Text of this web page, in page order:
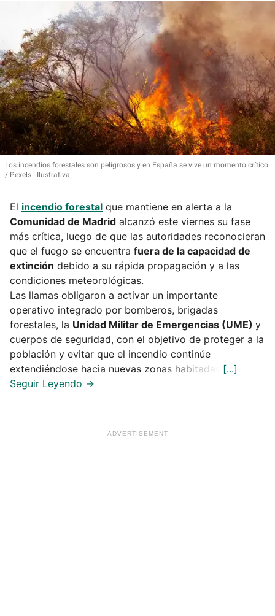
Los incendios forestales son peligrosos y en España se vive un momento crítico
Pexels - Ilustrativa
El incendio forestal que mantiene en alerta a la
Comunidad de Madrid alcanzó este viernes su fase
más crítica, luego de que las autoridades reconocieran
que el fuego se encuentra fuera de la capacidad de
extinción debido a su rápida propagación y a las
condiciones meteorológicas.
Las llamas obligaron a activar un importante
operativo integrado por bomberos, brigadas
forestales, la Unidad Militar de Emergencias (UME) y
cuerpos de seguridad, con el objetivo de proteger a la
población y evitar que el incendio continúe
extendiéndose hacia nuevas zonas habitadas.